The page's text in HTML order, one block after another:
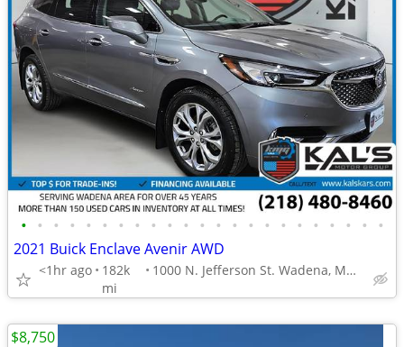
• • • • • • • • • • • • • • • • • • • • • • •
2021 Buick Enclave Avenir AWD
<1hr ago
182k
mi
1000 N. Jefferson St. Wadena, MN 56482
$8,750